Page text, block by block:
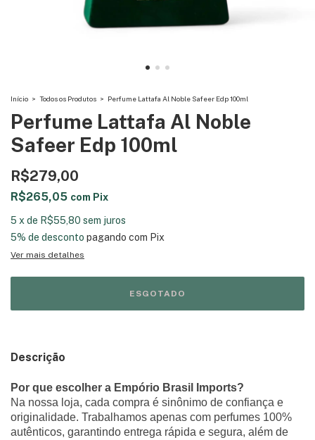
Início > Todos os Produtos > Perfume Lattafa Al Noble Safeer Edp 100ml
Perfume Lattafa Al Noble
Safeer Edp 100ml
R$279,00
R$265,05 com Pix
5 x de R$55,80 sem juros
5% de desconto pagando com Pix
Ver mais detalhes
Descrição
Por que escolher a Empório Brasil Imports?
Na nossa loja, cada compra é sinônimo de confiança e
originalidade. Trabalhamos apenas com perfumes 100%
autênticos, garantindo entrega rápida e segura, além de